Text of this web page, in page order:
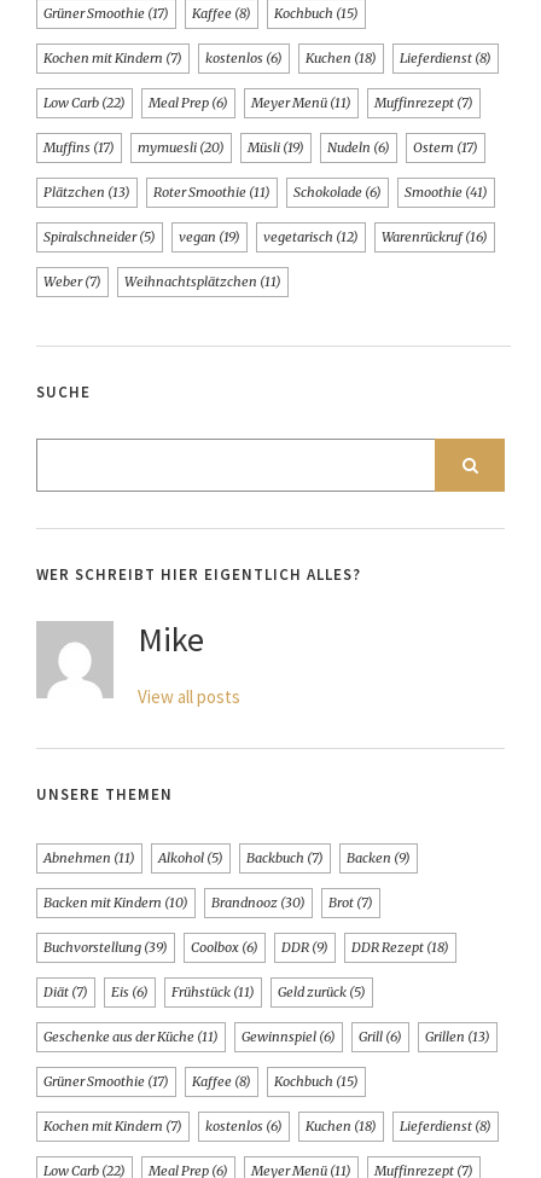
Grüner Smoothie (17) Kaffee (8) Kochbuch (15)
Kochen mit Kindern (7) kostenlos (6) Kuchen (18) Lieferdienst (8)
Low Carb (22) Meal Prep (6) Meyer Menü (11) Muffinrezept (7)
Muffins (17) mymuesli (20) Müsli (19) Nudeln (6) Ostern (17)
Plätzchen (13) Roter Smoothie (11) Schokolade (6) Smoothie (41)
Spiralschneider(5) vegan (19) vegetarisch (12) Warenrückruf(16)
Weber(7) Weihnachtsplätzchen (11)
SUCHE
WER SCHREIBT HIER EIGENTLICH ALLES?
Mike
View all posts
UNSERE THEMEN
Abnehmen (11) Alkohol (5) Backbuch (7) Backen (9)
Backen mit Kindern (10) Brandnooz (30) Brot (7)
Buchvorstellung (39) Coolbox (6) DDR (9) DDR Rezept (18)
Diät (7) Eis (6) Frühstück (11) Geld zurück (5)
Geschenke aus der Küche (11) Gewinnspiel (6) Grill (6) Grillen (13)
Grüner Smoothie (17) Kaffee (8) Kochbuch (15)
Kochen mit Kindern (7) kostenlos (6) Kuchen (18) Lieferdienst (8)
Low Carb (22) Meal Prep (6) Meyer Menü (11) Muffinrezept (7)